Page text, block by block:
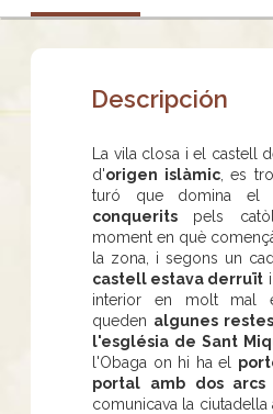
Descripción
La vila closa i el castell
d'origen islàmic, es
turó que domina el
conquerits pels
moment en què
la zona, i segons un
castell estava derruït
interior en molt mal
queden algunes restes
l'església de Sant
l'Obaga on hi ha el
portal amb dos arcs
comunicava la